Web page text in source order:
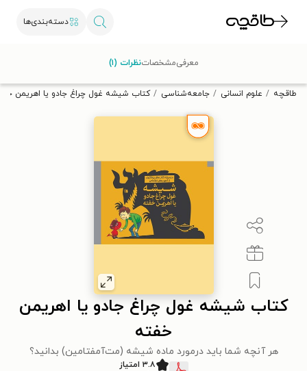
دسته‌بندی‌ها
تخفیف از طاقچه دریافت کن.
طاقچه علوم انسانی جامعه‌شناسی کتاب شیشه غول چراغ جادو یا اهریمن
کتاب شیشه غول چراغ جادو یا اهریمن
خفته
هر آنچه شما باید درمورد ماده شیشه (مت‌آمفتامین) بدانید؟
۳.۸ امتیاز
معرفیمشخصاتنظرات (۱)